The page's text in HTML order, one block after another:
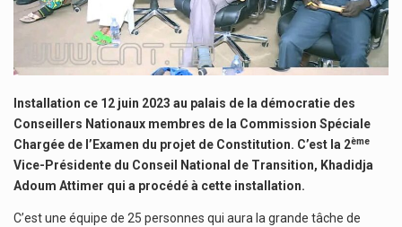
Installation ce 12 juin 2023 au palais de la démocratie des
Conseillers Nationaux membres de la Commission Spéciale
Chargée de l’Examen du projet de Constitution. C’est la 2ème
Vice-Présidente du Conseil National de Transition, Khadidja
Adoum Attimer qui a procédé à cette installation.
C’est une équipe de 25 personnes qui aura la grande tâche de